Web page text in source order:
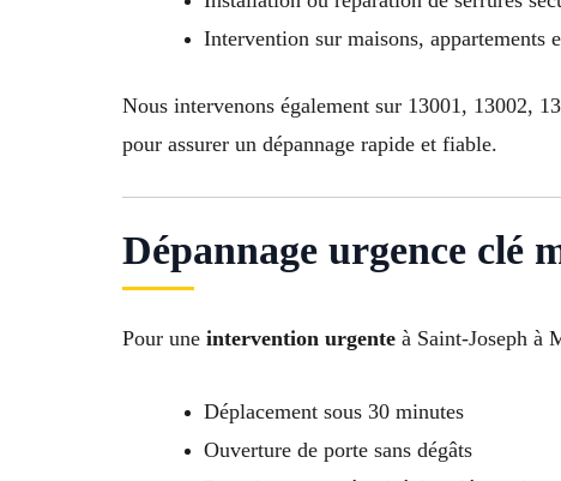
Intervention sur maisons, appartements
Nous intervenons également sur 13001, 13002,
pour assurer un dépannage rapide et fiable.
Dépannage urgence clé
Pour une intervention urgente à Saint-Joseph à
Déplacement sous 30 minutes
Ouverture de porte sans dégâts